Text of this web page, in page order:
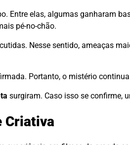
Entre elas, algumas ganharam
pé-no-chão.
Nesse sentido, ameaças
Portanto, o mistério
surgiram. Caso isso se confirme,
Criativa